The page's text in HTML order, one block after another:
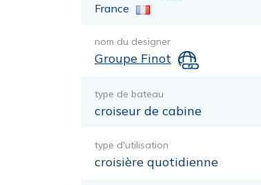
France
nom du designer
Groupe Finot
type de bateau
croiseur de cabine
type d'utilisation
croisière quotidienne